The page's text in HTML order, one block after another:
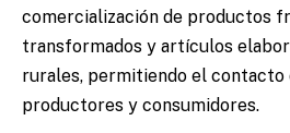
comercialización de productos
transformados y artículos
rurales, permitiendo el
productores y consumidores.